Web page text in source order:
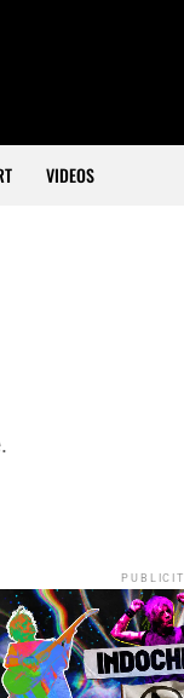
VIDEOS